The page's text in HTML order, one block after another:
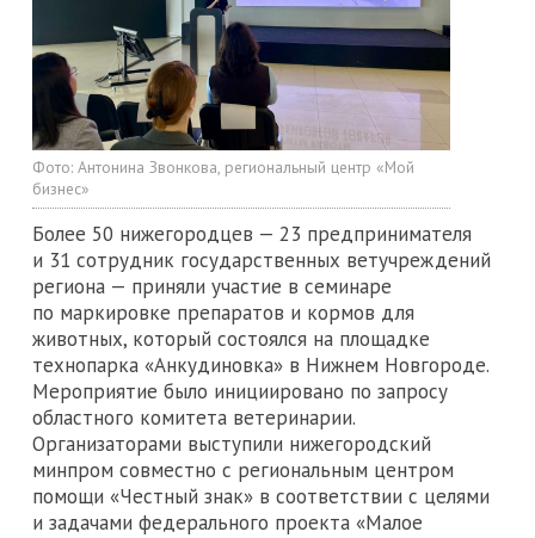
Фото: Антонина Звонкова, региональный центр «Мой
бизнес»
Более 50 нижегородцев — 23 предпринимателя
и 31 сотрудник государственных ветучреждений
региона — приняли участие в семинаре
по маркировке препаратов и кормов для
животных, который состоялся на площадке
технопарка «Анкудиновка» в Нижнем Новгороде.
Мероприятие было инициировано по запросу
областного комитета ветеринарии.
Организаторами выступили нижегородский
минпром совместно с региональным центром
помощи «Честный знак» в соответствии с целями
и задачами федерального проекта «Малое